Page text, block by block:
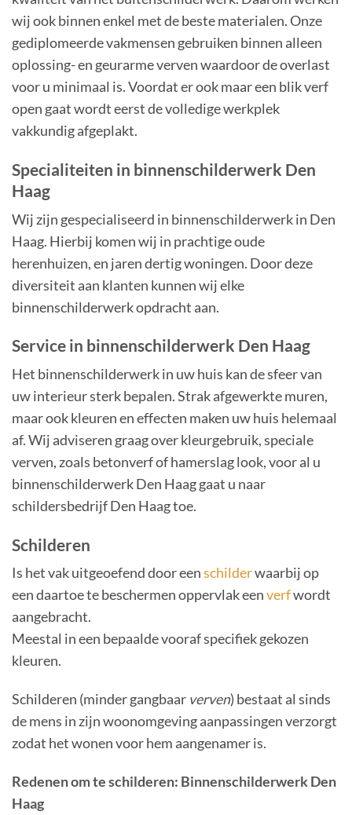
wij ook binnen enkel met de beste materialen. Onze
gediplomeerde vakmensen gebruiken binnen alleen
oplossing- en geurarme verven waardoor de overlast
voor u minimaal is. Voordat er ook maar een blik verf
open gaat wordt eerst de volledige werkplek
vakkundig afgeplakt.
Specialiteiten in binnenschilderwerk Den
Haag
Wij zijn gespecialiseerd in binnenschilderwerk in Den
Haag. Hierbij komen wij in prachtige oude
herenhuizen, en jaren dertig woningen. Door deze
diversiteit aan klanten kunnen wij elke
binnenschilderwerk opdracht aan.
Service in binnenschilderwerk Den Haag
Het binnenschilderwerk in uw huis kan de sfeer van
uw interieur sterk bepalen. Strak afgewerkte muren,
maar ook kleuren en effecten maken uw huis helemaal
af. Wij adviseren graag over kleurgebruik, speciale
verven, zoals betonverf of hamerslag look, voor al u
binnenschilderwerk Den Haag gaat u naar
schildersbedrijf Den Haag toe.
Schilderen
Is het vak uitgeoefend door eenschilderwaarbij op
een daartoe te beschermen oppervlak eenverfwordt
aangebracht.
Meestal in een bepaalde vooraf specifiek gekozen
kleuren.
Schilderen (minder gangbaar verven) bestaat al sinds
de mens in zijn woonomgeving aanpassingen verzorgt
zodat het wonen voor hem aangenamer is.
Redenen om te schilderen: Binnenschilderwerk Den
Haag